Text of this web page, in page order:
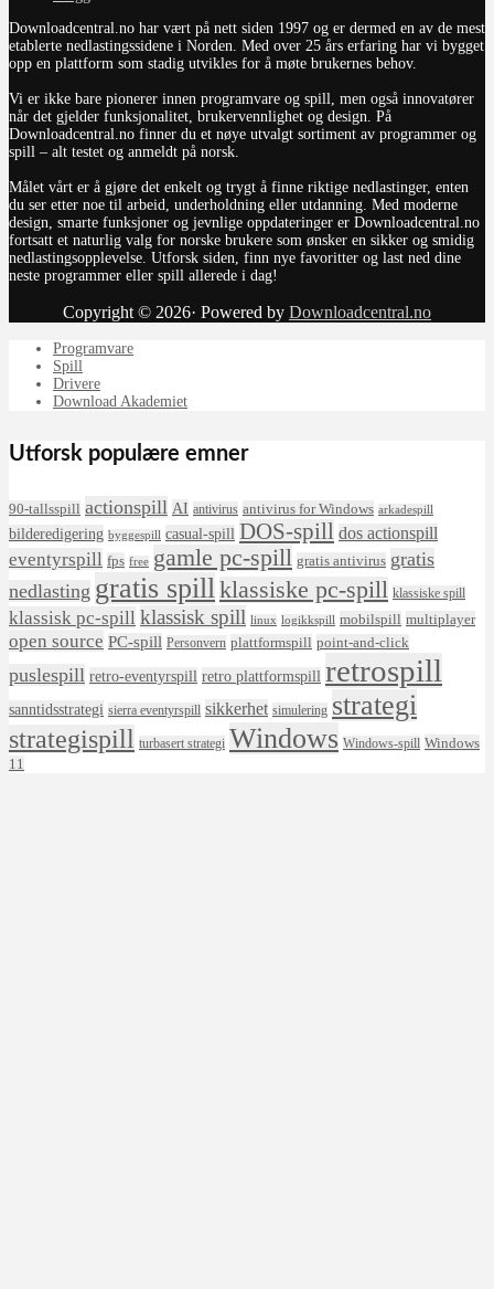
Downloadcentral.no har vært på nett siden 1997 og er dermed en av de mest
etablerte nedlastingssidene i Norden. Med over 25 års erfaring har vi bygget
opp en plattform som stadig utvikles for å møte brukernes behov.
Vi er ikke bare pionerer innen programvare og spill, men også innovatører
når det gjelder funksjonalitet, brukervennlighet og design. På
Downloadcentral.no finner du et nøye utvalgt sortiment av programmer og
spill – alt testet og anmeldt på norsk.
Målet vårt er å gjøre det enkelt og trygt å finne riktige nedlastinger, enten
du ser etter noe til arbeid, underholdning eller utdanning. Med moderne
design, smarte funksjoner og jevnlige oppdateringer er Downloadcentral.no
fortsatt et naturlig valg for norske brukere som ønsker en sikker og smidig
nedlastingsopplevelse. Utforsk siden, finn nye favoritter og last ned dine
neste programmer eller spill allerede i dag!
Copyright © 2026· Powered by Downloadcentral.no
Programvare
Spill
Drivere
Download Akademiet
Utforsk populære emner
90-tallsspill actionspill AI antivirus antivirus for Windows arkadespill
bilderedigering byggespill casual-spill DOS-spill dos actionspill
eventyrspill fps free gamle pc-spill gratis antivirus gratis
nedlasting gratis spillklassiske pc-spill klassiske spill
klassisk pc-spill klassisk spill linux logikkspill mobilspill multiplayer
open source PC-spill Personvern plattformspill point-and-click
puslespill retro-eventyrspill retro plattformspill retrospill
sanntidsstrategi sierra eventyrspill sikkerhet simulering strategi
strategispill turbasert strategi Windows Windows-spill Windows
11